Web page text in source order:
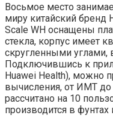
Восьмое место
миру китайский бренд
Scale WH оснащены
стекла, корпус имеет
скругленными углами,
Подключившись к
Huawei Health), можно
вычисления, от ИМТ
рассчитано на 10
производится в